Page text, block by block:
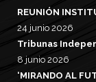
REUNIÓN
24 junio 2026
Tribunas
8 junio 2026
‘MIRANDO AL